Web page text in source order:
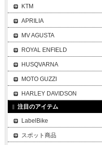
KTM
APRILIA
MV AGUSTA
ROYAL ENFIELD
HUSQVARNA
MOTO GUZZI
HARLEY DAVIDSON
注目のアイテム
LabelBike
スポット商品